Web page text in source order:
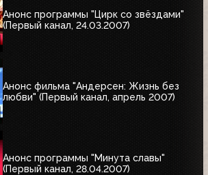
Анонс программы "Цирк со звёздами"
(Первый канал, 24.03.2007)
Анонс фильма "Андерсен: Жизнь без
любви" (Первый канал, апрель 2007)
Анонс программы "Минута славы"
(Первый канал, 28.04.2007)